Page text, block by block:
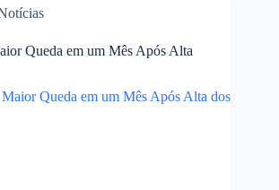
Queda em um Mês Após Alta